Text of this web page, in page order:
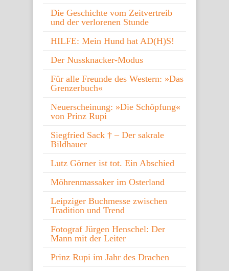
Die Geschichte vom Zeitvertreib
und der verlorenen Stunde
HILFE: Mein Hund hat AD(H)S!
Der Nussknacker-Modus
Für alle Freunde des Western: »Das
Grenzerbuch«
Neuerscheinung: »Die Schöpfung«
von Prinz Rupi
Siegfried Sack † – Der sakrale
Bildhauer
Lutz Görner ist tot. Ein Abschied
Möhrenmassaker im Osterland
Leipziger Buchmesse zwischen
Tradition und Trend
Fotograf Jürgen Henschel: Der
Mann mit der Leiter
Prinz Rupi im Jahr des Drachen